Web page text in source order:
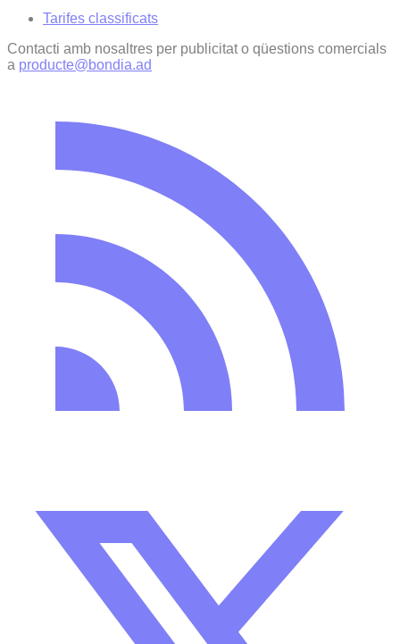
Tarifes classificats
Contacti amb nosaltres per publicitat o qüestions comercials
a producte@bondia.ad